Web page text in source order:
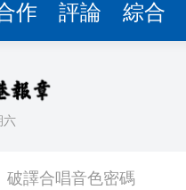
作 評論 綜合
六
破譯合唱音色密碼